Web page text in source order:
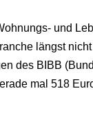
und
längst
des BIBB
mal 518